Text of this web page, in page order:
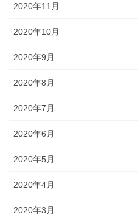
2020年11月
2020年10月
2020年9月
2020年8月
2020年7月
2020年6月
2020年5月
2020年4月
2020年3月